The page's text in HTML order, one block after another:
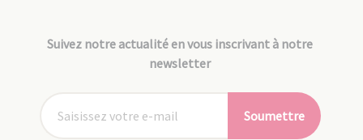
Suivez notre actualité en vous inscrivant à notre
newsletter
Soumettre